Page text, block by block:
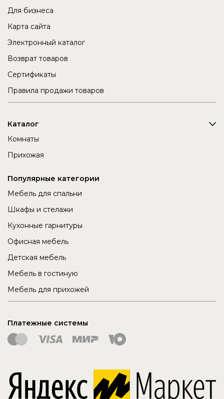
Для бизнеса
Карта сайта
Электронный каталог
Возврат товаров
Сертификаты
Правила продажи товаров
Каталог
Комнаты
Прихожая
Популярные категории
Мебель для спальни
Шкафы и стелажи
Кухонные гарнитуры
Офисная мебель
Детская мебель
Мебель в гостиную
Мебель для прихожей
Платежные системы